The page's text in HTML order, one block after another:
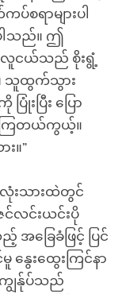
စရာများပါ
ါသည်။ ဤ
ငယ်သည် စိုးရွံ့
သူထွက်သွား
းပြီး ပြော
ကြတယ်ကွယ့်။
။”
လုံးသားထဲတွင်
င်လင်းယင်းပို
ခြေခံဖြင့် ပြင်
ေးထွေးကြင်နာ
ကျွန်ုပ်သည်